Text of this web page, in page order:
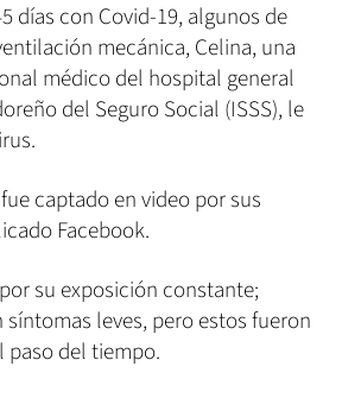
días con Covid-19, algunos de
mecánica, Celina, una
médico del hospital general
del Seguro Social (ISSS), le
captado en video por sus
Facebook.
su exposición constante;
leves, pero estos fueron
paso del tiempo.